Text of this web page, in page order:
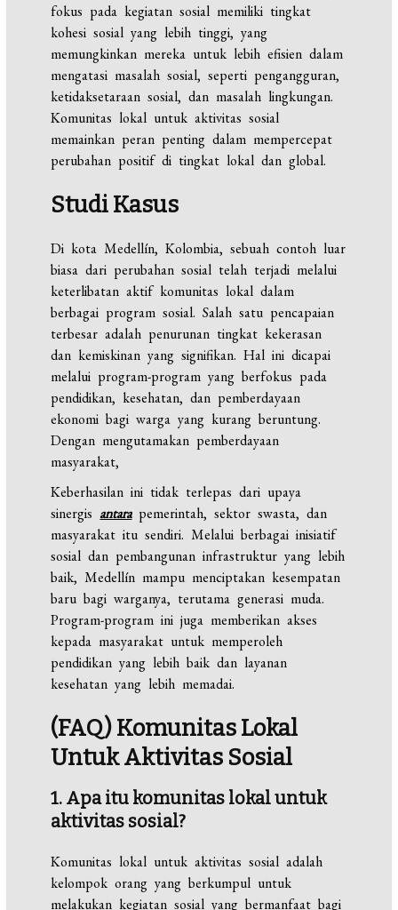
fokus pada kegiatan sosial memiliki tingkat
kohesi sosial yang lebih tinggi, yang
memungkinkan mereka untuk lebih efisien dalam
mengatasi masalah sosial, seperti pengangguran,
ketidaksetaraan sosial, dan masalah lingkungan.
Komunitas lokal untuk aktivitas sosial
memainkan peran penting dalam mempercepat
perubahan positif di tingkat lokal dan global.
Studi Kasus
Di kota Medellín, Kolombia, sebuah contoh luar
biasa dari perubahan sosial telah terjadi melalui
keterlibatan aktif komunitas lokal dalam
berbagai program sosial. Salah satu pencapaian
terbesar adalah penurunan tingkat kekerasan
dan kemiskinan yang signifikan. Hal ini dicapai
melalui program-program yang berfokus pada
pendidikan, kesehatan, dan pemberdayaan
ekonomi bagi warga yang kurang beruntung.
Dengan mengutamakan pemberdayaan
masyarakat,
Keberhasilan ini tidak terlepas dari upaya
sinergis antara pemerintah, sektor swasta, dan
masyarakat itu sendiri. Melalui berbagai inisiatif
sosial dan pembangunan infrastruktur yang lebih
baik, Medellín mampu menciptakan kesempatan
baru bagi warganya, terutama generasi muda.
Program-program ini juga memberikan akses
kepada masyarakat untuk memperoleh
pendidikan yang lebih baik dan layanan
kesehatan yang lebih memadai.
(FAQ) Komunitas Lokal
Untuk Aktivitas Sosial
1. Apa itu komunitas lokal untuk
aktivitas sosial?
Komunitas lokal untuk aktivitas sosial adalah
kelompok orang yang berkumpul untuk
melakukan kegiatan sosial yang bermanfaat bagi